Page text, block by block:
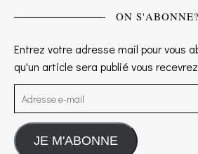
ON S'ABONNE?
Entrez votre adresse mail pour vous
qu'un article sera publié vous
Adresse e-mail
JE M'ABONNE